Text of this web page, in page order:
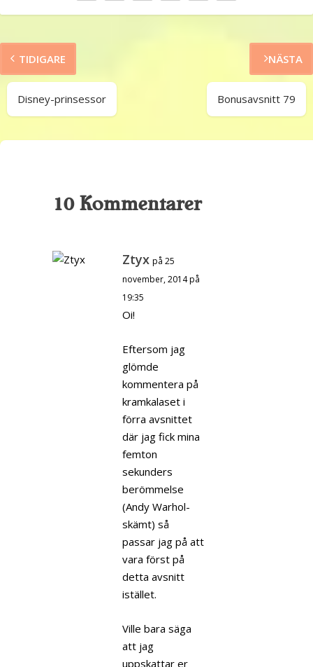
TIDIGARE
Disney-prinsessor
NÄSTA
Bonusavsnitt 79
10 Kommentarer
Ztyx på 25
november, 2014 på
19:35
Oi!
Eftersom jag
glömde
kommentera på
kramkalaset i
förra avsnittet
där jag fick mina
femton
sekunders
berömmelse
(Andy Warhol-
skämt) så
passar jag på att
vara först på
detta avsnitt
istället.
Ville bara säga
att jag
uppskattar er